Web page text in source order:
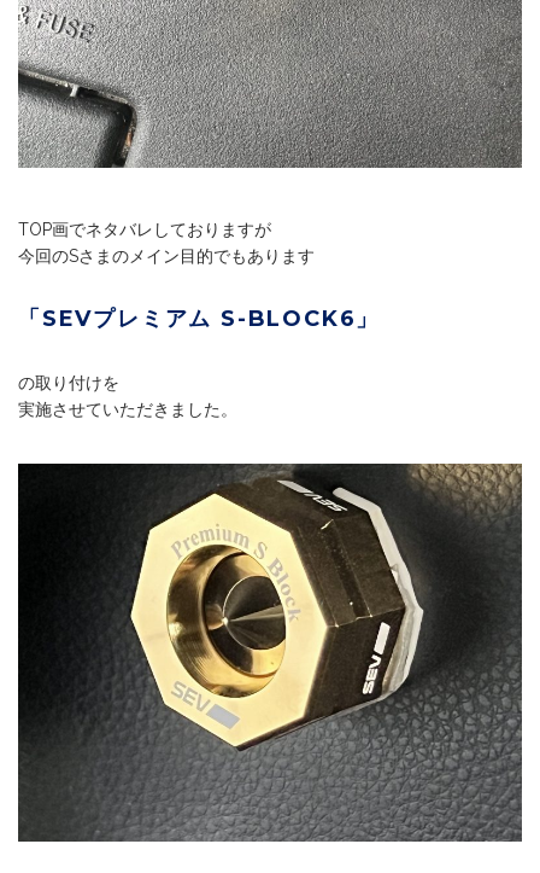
TOP画でネタバレしておりますが
今回のSさまのメイン目的でもあります
「SEVプレミアム S-BLOCK6」
の取り付けを
実施させていただきました。